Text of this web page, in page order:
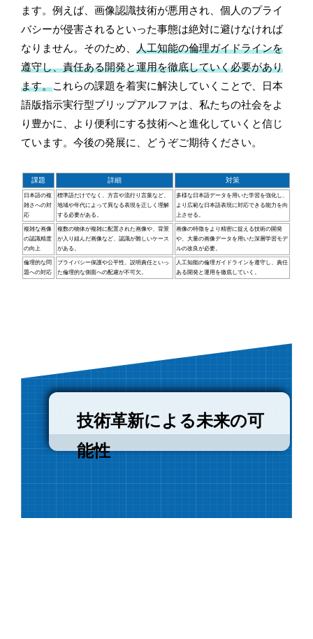
ます。例えば、画像認識技術が悪用され、個人のプライ
バシーが侵害されるといった事態は絶対に避けなければ
なりません。そのため、人工知能の倫理ガイドラインを
遵守し、責任ある開発と運用を徹底していく必要があり
ます。これらの課題を着実に解決していくことで、日本
語版指示実行型ブリップアルファは、私たちの社会をよ
り豊かに、より便利にする技術へと進化していくと信じ
ています。今後の発展に、どうぞご期待ください。
課題 詳細 対策
日本語の複
雑さへの対
応
標準語だけでなく、方言や流行り言葉など、
地域や年代によって異なる表現を正しく理解
する必要がある。
多様な日本語データを用いた学習を強化し、
より広範な日本語表現に対応できる能力を向
上させる。
複雑な画像
の認識精度
の向上
複数の物体が複雑に配置された画像や、背景
が入り組んだ画像など、認識が難しいケース
がある。
画像の特徴をより精密に捉える技術の開発
や、大量の画像データを用いた深層学習モデ
ルの改良が必要。
倫理的な問
題への対応
プライバシー保護や公平性、説明責任といっ
た倫理的な側面への配慮が不可欠。
人工知能の倫理ガイドラインを遵守し、責任
ある開発と運用を徹底していく。
技術革新による未来の可
能性